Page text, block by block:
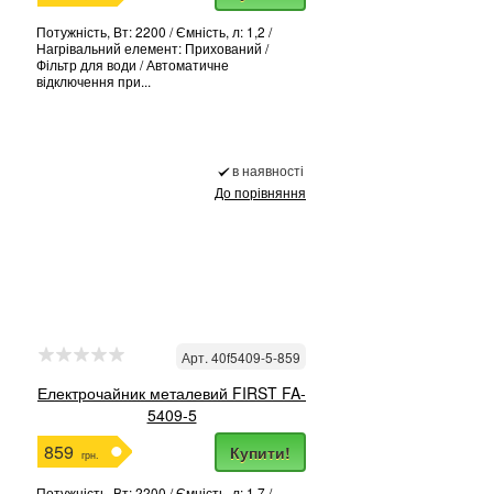
Потужність, Вт: 2200 / Ємність, л: 1,2 /
Нагрівальний елемент: Прихований /
Фільтр для води / Автоматичне
відключення при...
в наявності
До порівняння
Арт. 40f5409-5-859
Електрочайник металевий FIRST FA-
5409-5
859 грн. Купити!